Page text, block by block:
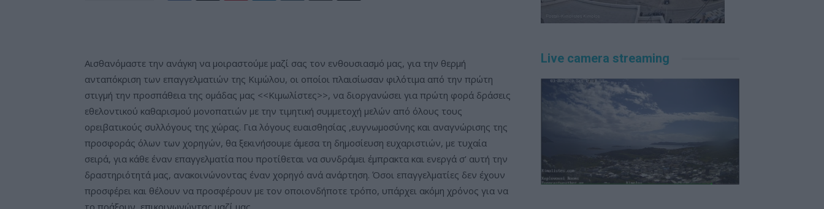
Αισθανόμαστε την ανάγκη να μοιραστούμε μαζί σας τον ενθουσιασμό μας, για την θερμή
ανταπόκριση των επαγγελματιών της Κιμώλου, οι οποίοι πλαισίωσαν φιλότιμα από την πρώτη
στιγμή την προσπάθεια της ομάδας μας <<Κιμωλίστες>>, να διοργανώσει για πρώτη φορά δράσεις
εθελοντικού καθαρισμού μονοπατιών με την τιμητική συμμετοχή μελών από όλους τους
ορειβατικούς συλλόγους της χώρας. Για λόγους ευαισθησίας ,ευγνωμοσύνης και αναγνώρισης της
προσφοράς όλων των χορηγών, θα ξεκινήσουμε άμεσα τη δημοσίευση ευχαριστιών, με τυχαία
σειρά, για κάθε έναν επαγγελματία που προτίθεται να συνδράμει έμπρακτα και ενεργά σ’ αυτή την
δραστηριότητά μας, ανακοινώνοντας έναν χορηγό ανά ανάρτηση. Όσοι επαγγελματίες δεν έχουν
προσφέρει και θέλουν να προσφέρουν με τον οποιονδήποτε τρόπο, υπάρχει ακόμη χρόνος για να
το πράξουν, επικοινωνώντας μαζί μας.
Live camera streaming